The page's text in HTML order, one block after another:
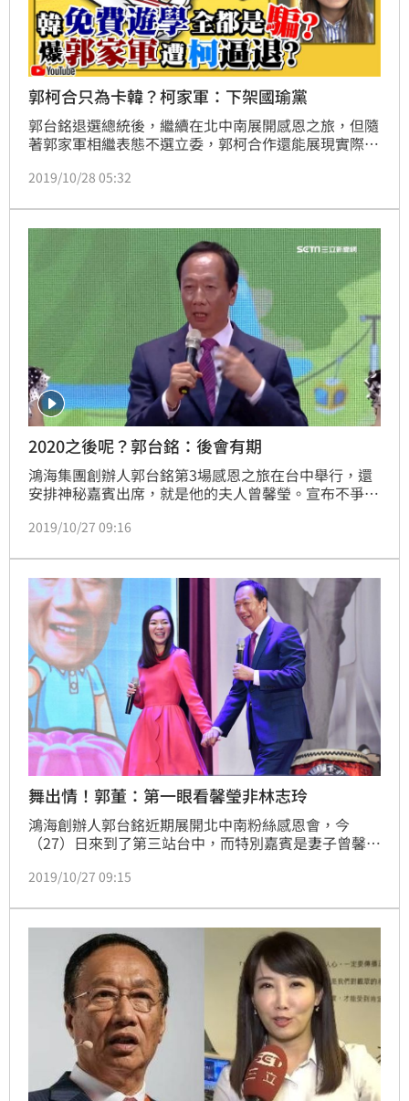
郭柯合只為卡韓？柯家軍：下架國瑜黨
郭台銘退選總統後，繼續在北中南展開感恩之旅，但隨
著郭家軍相繼表態不選立委，郭柯合作還能展現實際戰
蔡英文，民眾黨的態度令人起疑！(文章未完請往下；
2019/10/28 05:32
2020之後呢？郭台銘：後會有期
鴻海集團創辦人郭台銘第3場感恩之旅在台中舉行，還
安排神秘嘉賓出席，就是他的夫人曾馨瑩。宣布不爭總
生70才開始，後會有期。短短一句話留下伏筆。
2019/10/27 09:16
舞出情！郭董：第一眼看馨瑩非林志玲
鴻海創辦人郭台銘近期展開北中南粉絲感恩會，今
（27）日來到了第三站台中，而特別嘉賓是妻子曾馨
銘自爆，會和曾馨瑩認識，是她在教他和林志玲跳舞時
下一陣歡呼聲。
2019/10/27 09:15